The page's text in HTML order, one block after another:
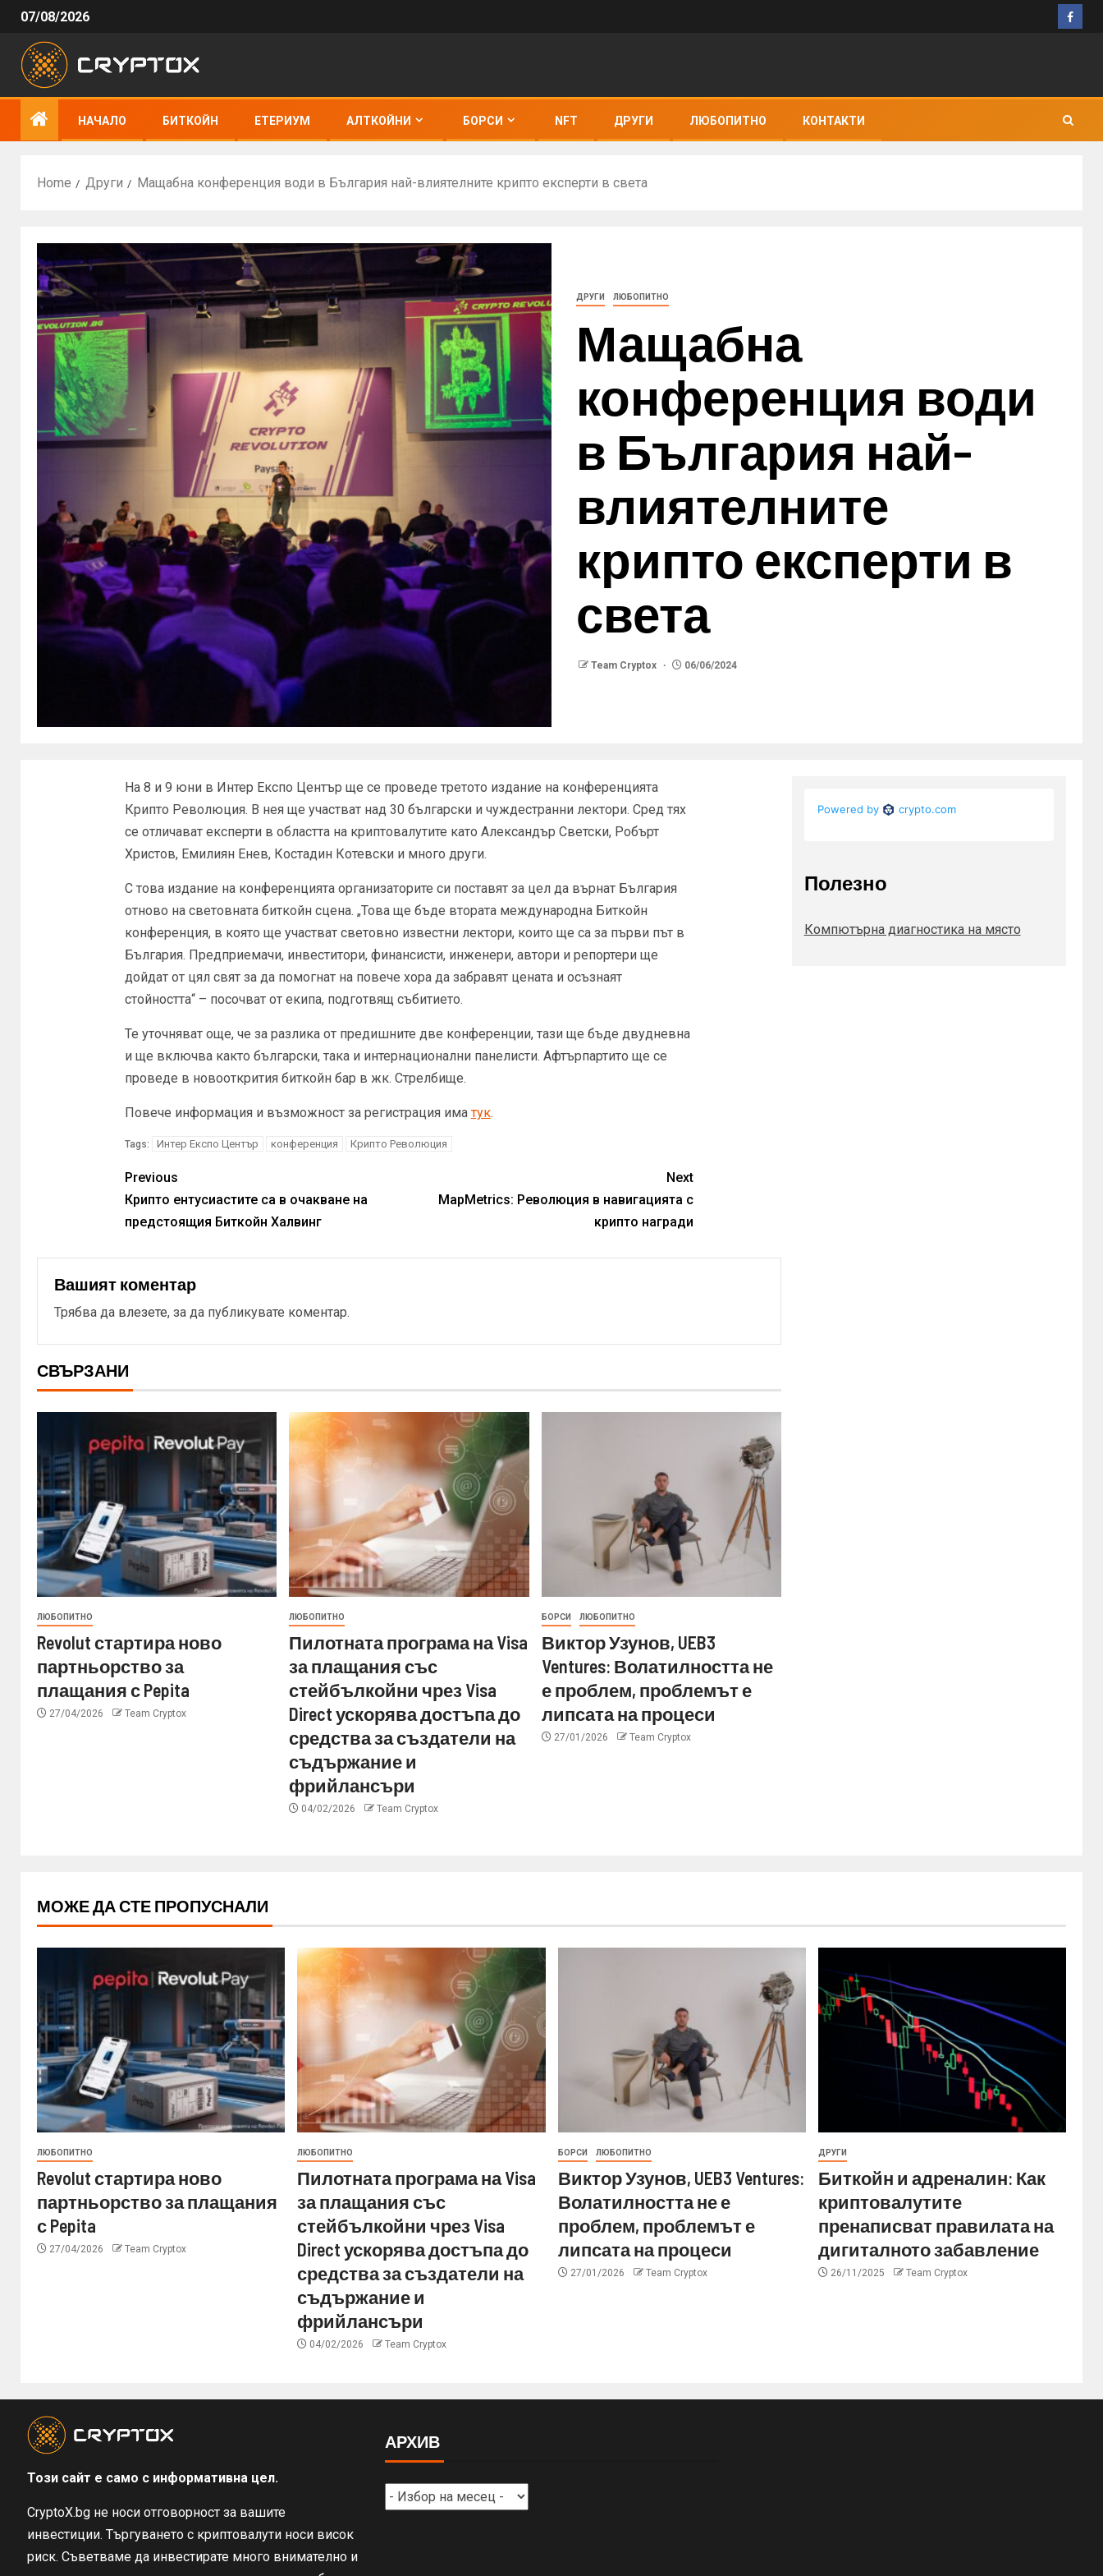
07/08/2026
НАЧАЛО БИТКОЙН ЕТЕРИУМ АЛТКОЙНИ БОРСИ NFT ДРУГИ ЛЮБОПИТНО КОНТАКТИ
Home Други Мащабна конференция води в България най-влиятелните крипто експерти в света
ДРУГИ ЛЮБОПИТНО
Мащабна
конференция води
в България най-
влиятелните
крипто експерти в
света
Team Cryptox 06/06/2024
На 8 и 9 юни в Интер Експо Център ще се проведе третото издание на конференцията
Крипто Революция. В нея ще участват над 30 български и чуждестранни лектори. Сред тях
се отличават експерти в областта на криптовалутите като Александър Светски, Робърт
Христов, Емилиян Енев, Костадин Котевски и много други.
С това издание на конференцията организаторите си поставят за цел да върнат България
отново на световната биткойн сцена. „Това ще бъде втората международна Биткойн
конференция, в която ще участват световно известни лектори, които ще са за първи път в
България. Предприемачи, инвеститори, финансисти, инженери, автори и репортери ще
дойдат от цял свят за да помогнат на повече хора да забравят цената и осъзнаят
стойността“ – посочват от екипа, подготвящ събитието.
Те уточняват още, че за разлика от предишните две конференции, тази ще бъде двудневна
и ще включва както български, така и интернационални панелисти. Афтърпартито ще се
проведе в новооткрития биткойн бар в жк. Стрелбище.
Повече информация и възможност за регистрация иматук.
Tags: Интер Експо Център конференция Крипто Революция
Previous
Крипто ентусиастите са в очакване на
предстоящия Биткойн Халвинг
Next
MapMetrics: Революция в навигацията с
крипто награди
Вашият коментар
Трябва да влезете, за да публикувате коментар.
СВЪРЗАНИ
ЛЮБОПИТНО
Revolut стартира ново
партньорство за
плащания с Pepita
27/04/2026 Team Cryptox
ЛЮБОПИТНО
Пилотната програма на Visa
за плащания със
стейбълкойни чрез Visa
Direct ускорява достъпа до
средства за създатели на
съдържание и
фрийлансъри
04/02/2026 Team Cryptox
БОРСИ ЛЮБОПИТНО
Виктор Узунов, UEB3
Ventures: Волатилността не
е проблем, проблемът е
липсата на процеси
27/01/2026 Team Cryptox
Полезно
Компютърна диагностика на място
МОЖЕ ДА СТЕ ПРОПУСНАЛИ
ЛЮБОПИТНО
Revolut стартира ново
партньорство за плащания
с Pepita
27/04/2026 Team Cryptox
ЛЮБОПИТНО
Пилотната програма на Visa
за плащания със
стейбълкойни чрез Visa
Direct ускорява достъпа до
средства за създатели на
съдържание и
фрийлансъри
04/02/2026 Team Cryptox
БОРСИ ЛЮБОПИТНО
Виктор Узунов, UEB3 Ventures:
Волатилността не е
проблем, проблемът е
липсата на процеси
27/01/2026 Team Cryptox
ДРУГИ
Биткойн и адреналин: Как
криптовалутите
пренаписват правилата на
дигиталното забавление
26/11/2025 Team Cryptox
Този сайт е само с информативна цел.
CryptoX.bg не носи отговорност за вашите
инвестиции. Търгуването с криптовалути носи висок
риск. Съветваме да инвестирате много внимателно и
АРХИВ